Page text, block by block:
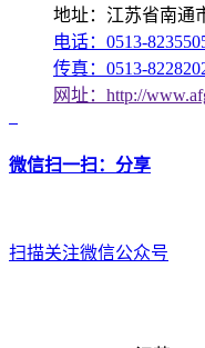
地址：江苏省南通
电话：0513-
传真：0513-
网址：http://
微信扫一扫：分享
扫描关注微信公众号